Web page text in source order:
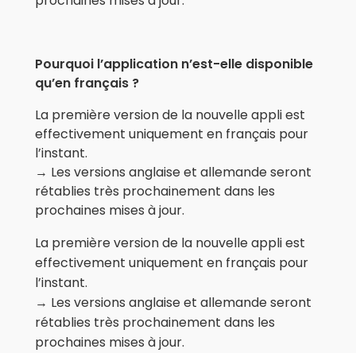
Pourquoi l’application n’est-elle disponible
qu’en français ?
La première version de la nouvelle appli est
effectivement uniquement en français pour
l’instant.
→ Les versions anglaise et allemande seront
rétablies très prochainement dans les
prochaines mises à jour.
La première version de la nouvelle appli est
effectivement uniquement en français pour
l’instant.
→ Les versions anglaise et allemande seront
rétablies très prochainement dans les
prochaines mises à jour.